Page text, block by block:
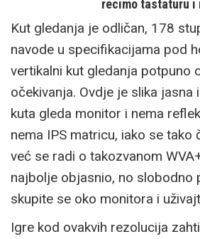
recimo tastaturu i
Kut gledanja je odličan, 178
navode u specifikacijama pod
vertikalni kut gledanja potpuno
očekivanja. Ovdje je slika
kuta gleda monitor i nema
nema IPS matricu, iako se tako
već se radi o takozvanom
najbolje objasnio, no slobodno
skupite se oko monitora i
Igre kod ovakvih rezolucija